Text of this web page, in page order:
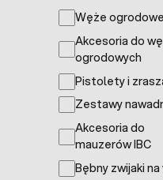
Węże ogrodowe
products available
Akcesoria do
ogrodowych
products available
Pistolety i
products available
Zestawy
products available
Akcesoria do
mauzerów IBC
products available
Bębny zwijaki na
products available